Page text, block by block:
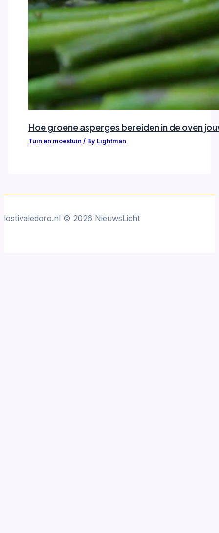
Hoe groene asperges bereiden in de oven
Tuin en moestuin / By Lightman
lostivaledoro.nl © 2026 NieuwsLicht